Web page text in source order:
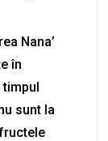
Nana’
în
sunt la